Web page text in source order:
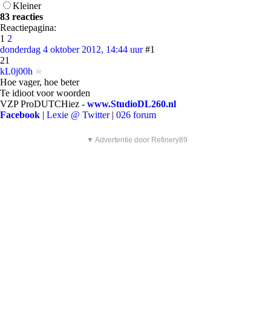
Kleiner
83 reacties
Reactiepagina:
1 2
donderdag 4 oktober 2012, 14:44 uur #1
21
kL0j00h
Hoe vager, hoe beter
Te idioot voor woorden
VZP ProDUTCHiez - www.StudioDL260.nl
Facebook | Lexie @ Twitter| 026 forum
▼ Advertentie door Refinery89